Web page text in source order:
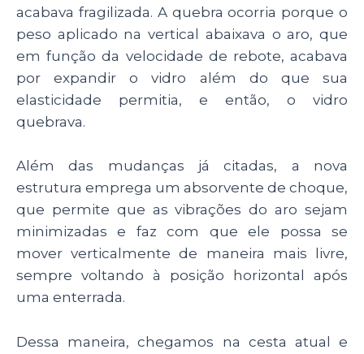
acabava fragilizada. A quebra ocorria porque o
peso aplicado na vertical abaixava o aro, que
em função da velocidade de rebote, acabava
por expandir o vidro além do que sua
elasticidade permitia, e então, o vidro
quebrava.
Além das mudanças já citadas, a nova
estrutura emprega um absorvente de choque,
que permite que as vibrações do aro sejam
minimizadas e faz com que ele possa se
mover verticalmente de maneira mais livre,
sempre voltando à posição horizontal após
uma enterrada.
Dessa maneira, chegamos na cesta atual e